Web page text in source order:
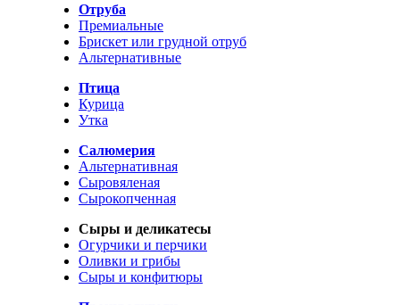
Отруба
Премиальные
Брискет или грудной отруб
Альтернативные
Птица
Курица
Утка
Салюмерия
Альтернативная
Сыровяленая
Сырокопченная
Сыры и деликатесы
Огурчики и перчики
Оливки и грибы
Сыры и конфитюры